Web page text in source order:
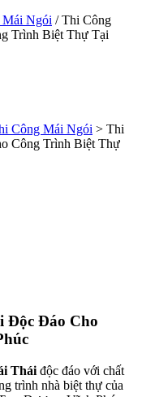
Ngói / Thi Công
Trình Biệt Thự Tại
Công Mái Ngói > Thi
Công Trình Biệt Thự
Độc Đáo Cho
Thái độc đáo với chất
trình nhà biệt thự của